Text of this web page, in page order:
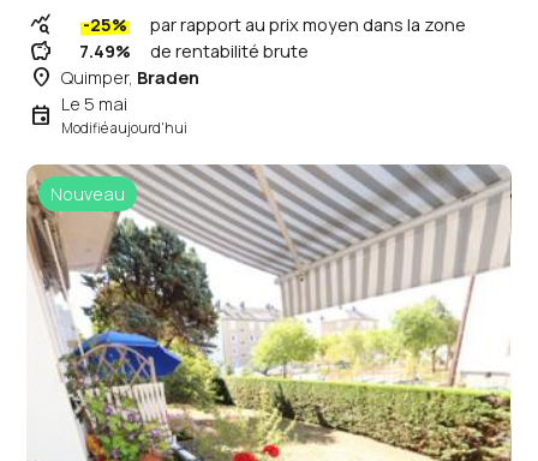
query_stats -25% par rapport au prix moyen dans la zone
savings 7.49% de rentabilité brute
place Quimper, Braden
event Le 5 mai
Modifié aujourd'hui
Nouveau